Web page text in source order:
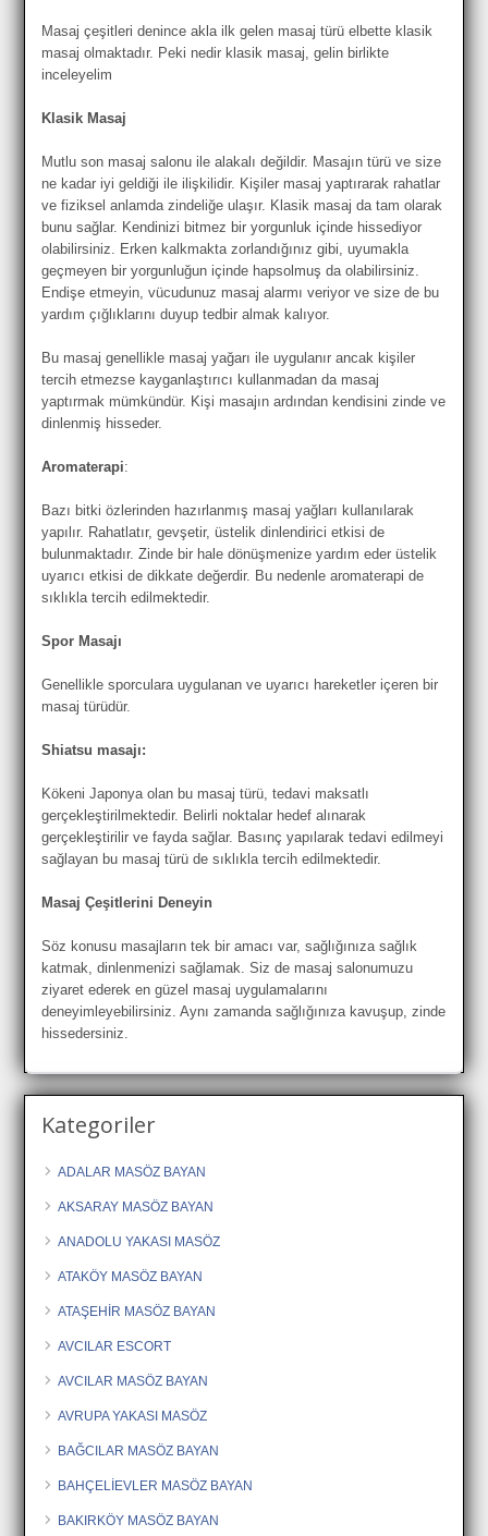
Masaj çeşitleri denince akla ilk gelen masaj türü elbette klasik
masaj olmaktadır. Peki nedir klasik masaj, gelin birlikte
inceleyelim
Klasik Masaj
Mutlu son masaj salonu ile alakalı değildir. Masajın türü ve size
ne kadar iyi geldiği ile ilişkilidir. Kişiler masaj yaptırarak rahatlar
ve fiziksel anlamda zindeliğe ulaşır. Klasik masaj da tam olarak
bunu sağlar. Kendinizi bitmez bir yorgunluk içinde hissediyor
olabilirsiniz. Erken kalkmakta zorlandığınız gibi, uyumakla
geçmeyen bir yorgunluğun içinde hapsolmuş da olabilirsiniz.
Endişe etmeyin, vücudunuz masaj alarmı veriyor ve size de bu
yardım çığlıklarını duyup tedbir almak kalıyor.
Bu masaj genellikle masaj yağarı ile uygulanır ancak kişiler
tercih etmezse kayganlaştırıcı kullanmadan da masaj
yaptırmak mümkündür. Kişi masajın ardından kendisini zinde ve
dinlenmiş hisseder.
Aromaterapi:
Bazı bitki özlerinden hazırlanmış masaj yağları kullanılarak
yapılır. Rahatlatır, gevşetir, üstelik dinlendirici etkisi de
bulunmaktadır. Zinde bir hale dönüşmenize yardım eder üstelik
uyarıcı etkisi de dikkate değerdir. Bu nedenle aromaterapi de
sıklıkla tercih edilmektedir.
Spor Masajı
Genellikle sporculara uygulanan ve uyarıcı hareketler içeren bir
masaj türüdür.
Shiatsu masajı:
Kökeni Japonya olan bu masaj türü, tedavi maksatlı
gerçekleştirilmektedir. Belirli noktalar hedef alınarak
gerçekleştirilir ve fayda sağlar. Basınç yapılarak tedavi edilmeyi
sağlayan bu masaj türü de sıklıkla tercih edilmektedir.
Masaj Çeşitlerini Deneyin
Söz konusu masajların tek bir amacı var, sağlığınıza sağlık
katmak, dinlenmenizi sağlamak. Siz de masaj salonumuzu
ziyaret ederek en güzel masaj uygulamalarını
deneyimleyebilirsiniz. Aynı zamanda sağlığınıza kavuşup, zinde
hissedersiniz.
Kategoriler
ADALAR MASÖZ BAYAN
AKSARAY MASÖZ BAYAN
ANADOLU YAKASI MASÖZ
ATAKÖY MASÖZ BAYAN
ATAŞEHİR MASÖZ BAYAN
AVCILAR ESCORT
AVCILAR MASÖZ BAYAN
AVRUPA YAKASI MASÖZ
BAĞCILAR MASÖZ BAYAN
BAHÇELİEVLER MASÖZ BAYAN
BAKIRKÖY MASÖZ BAYAN